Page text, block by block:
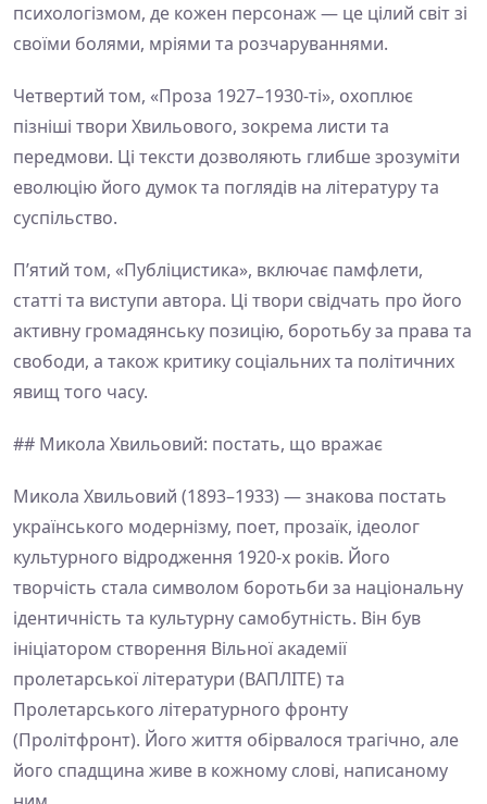
психологізмом, де кожен персонаж — це цілий світ зі
своїми болями, мріями та розчаруваннями.
Четвертий том, «Проза 1927–1930-ті», охоплює
пізніші твори Хвильового, зокрема листи та
передмови. Ці тексти дозволяють глибше зрозуміти
еволюцію його думок та поглядів на літературу та
суспільство.
П’ятий том, «Публіцистика», включає памфлети,
статті та виступи автора. Ці твори свідчать про його
активну громадянську позицію, боротьбу за права та
свободи, а також критику соціальних та політичних
явищ того часу.
## Микола Хвильовий: постать, що вражає
Микола Хвильовий (1893–1933) — знакова постать
українського модернізму, поет, прозаїк, ідеолог
культурного відродження 1920-х років. Його
творчість стала символом боротьби за національну
ідентичність та культурну самобутність. Він був
ініціатором створення Вільної академії
пролетарської літератури (ВАПЛІТЕ) та
Пролетарського літературного фронту
(Пролітфронт). Його життя обірвалося трагічно, але
його спадщина живе в кожному слові, написаному